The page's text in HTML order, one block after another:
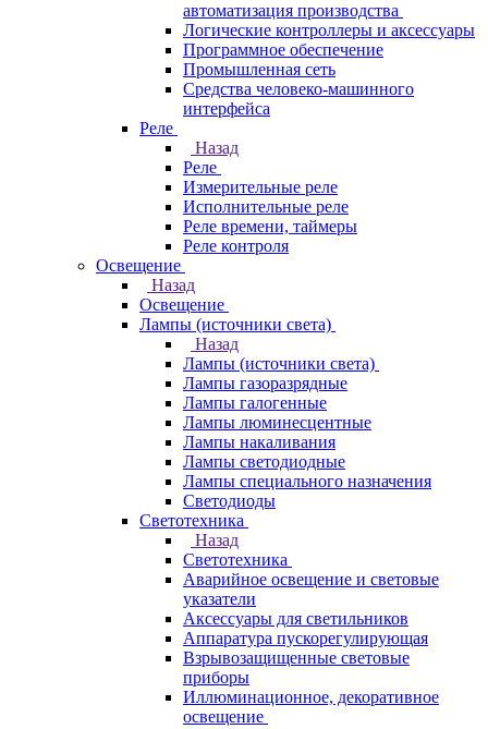
автоматизация производства
Логические контроллеры и аксессуары
Программное обеспечение
Промышленная сеть
Средства человеко-машинного
интерфейса
Реле
Назад
Реле
Измерительные реле
Исполнительные реле
Реле времени, таймеры
Реле контроля
Освещение
Назад
Освещение
Лампы (источники света)
Назад
Лампы (источники света)
Лампы газоразрядные
Лампы галогенные
Лампы люминесцентные
Лампы накаливания
Лампы светодиодные
Лампы специального назначения
Светодиоды
Светотехника
Назад
Светотехника
Аварийное освещение и световые
указатели
Аксессуары для светильников
Аппаратура пускорегулирующая
Взрывозащищенные световые
приборы
Иллюминационное, декоративное
освещение